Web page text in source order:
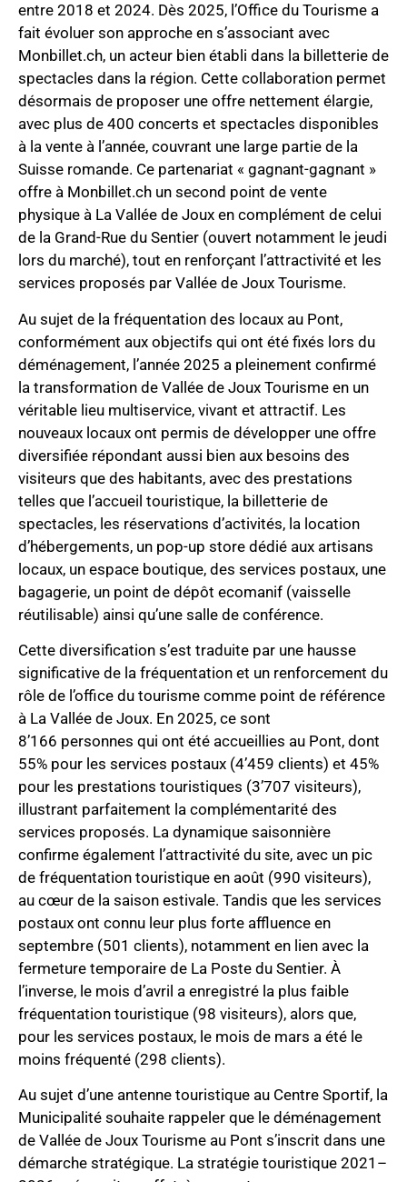
entre 2018 et 2024. Dès 2025, l’Office du Tourisme a
fait évoluer son approche en s’associant avec
Monbillet.ch, un acteur bien établi dans la billetterie de
spectacles dans la région. Cette collaboration permet
désormais de proposer une offre nettement élargie,
avec plus de 400 concerts et spectacles disponibles
à la vente à l’année, couvrant une large partie de la
Suisse romande. Ce partenariat « gagnant-gagnant »
offre à Monbillet.ch un second point de vente
physique à La Vallée de Joux en complément de celui
de la Grand-Rue du Sentier (ouvert notamment le jeudi
lors du marché), tout en renforçant l’attractivité et les
services proposés par Vallée de Joux Tourisme.
Au sujet de la fréquentation des locaux au Pont,
conformément aux objectifs qui ont été fixés lors du
déménagement, l’année 2025 a pleinement confirmé
la transformation de Vallée de Joux Tourisme en un
véritable lieu multiservice, vivant et attractif. Les
nouveaux locaux ont permis de développer une offre
diversifiée répondant aussi bien aux besoins des
visiteurs que des habitants, avec des prestations
telles que l’accueil touristique, la billetterie de
spectacles, les réservations d’activités, la location
d’hébergements, un pop-up store dédié aux artisans
locaux, un espace boutique, des services postaux, une
bagagerie, un point de dépôt ecomanif (vaisselle
réutilisable) ainsi qu’une salle de conférence.
Cette diversification s’est traduite par une hausse
significative de la fréquentation et un renforcement du
rôle de l’office du tourisme comme point de référence
à La Vallée de Joux. En 2025, ce sont
8’166 personnes qui ont été accueillies au Pont, dont
55% pour les services postaux (4’459 clients) et 45%
pour les prestations touristiques (3’707 visiteurs),
illustrant parfaitement la complémentarité des
services proposés. La dynamique saisonnière
confirme également l’attractivité du site, avec un pic
de fréquentation touristique en août (990 visiteurs),
au cœur de la saison estivale. Tandis que les services
postaux ont connu leur plus forte affluence en
septembre (501 clients), notamment en lien avec la
fermeture temporaire de La Poste du Sentier. À
l’inverse, le mois d’avril a enregistré la plus faible
fréquentation touristique (98 visiteurs), alors que,
pour les services postaux, le mois de mars a été le
moins fréquenté (298 clients).
Au sujet d’une antenne touristique au Centre Sportif, la
Municipalité souhaite rappeler que le déménagement
de Vallée de Joux Tourisme au Pont s’inscrit dans une
démarche stratégique. La stratégie touristique 2021–